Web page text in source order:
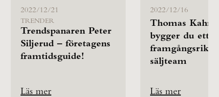
2022/12/21
TRENDER
Trendspanaren Peter
Siljerud – företagens
framtidsguide!
Läs mer
2022/12/16
Thomas Kahn:
bygger du ett
framgångsrikt
säljteam
Läs mer